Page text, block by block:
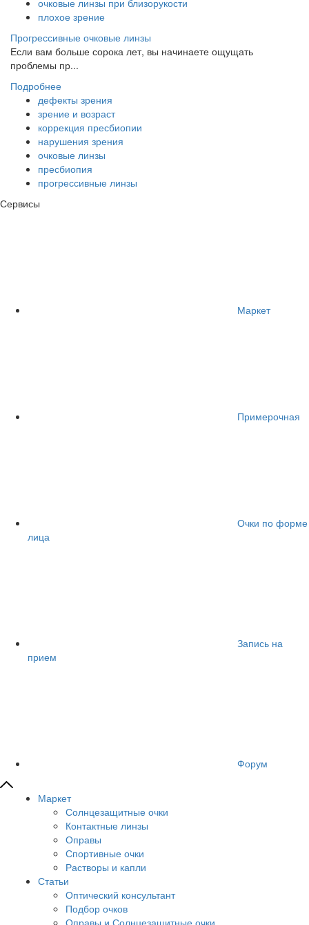
очковые линзы при близорукости
плохое зрение
Прогрессивные очковые линзы
Если вам больше сорока лет, вы начинаете ощущать
проблемы пр...
Подробнее
дефекты зрения
зрение и возраст
коррекция пресбиопии
нарушения зрения
очковые линзы
пресбиопия
прогрессивные линзы
Сервисы
Маркет
Примерочная
Очки по форме
лица
Запись на
прием
Форум
Маркет
Солнцезащитные очки
Контактные линзы
Оправы
Спортивные очки
Растворы и капли
Статьи
Оптический консультант
Подбор очков